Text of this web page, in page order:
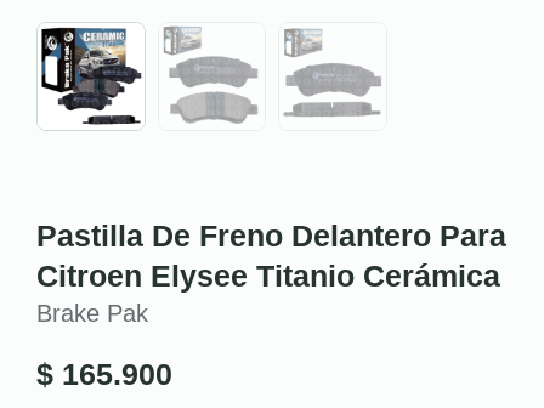
Pastilla De Freno Delantero Para
Citroen Elysee Titanio Cerámica
Brake Pak
$ 165.900